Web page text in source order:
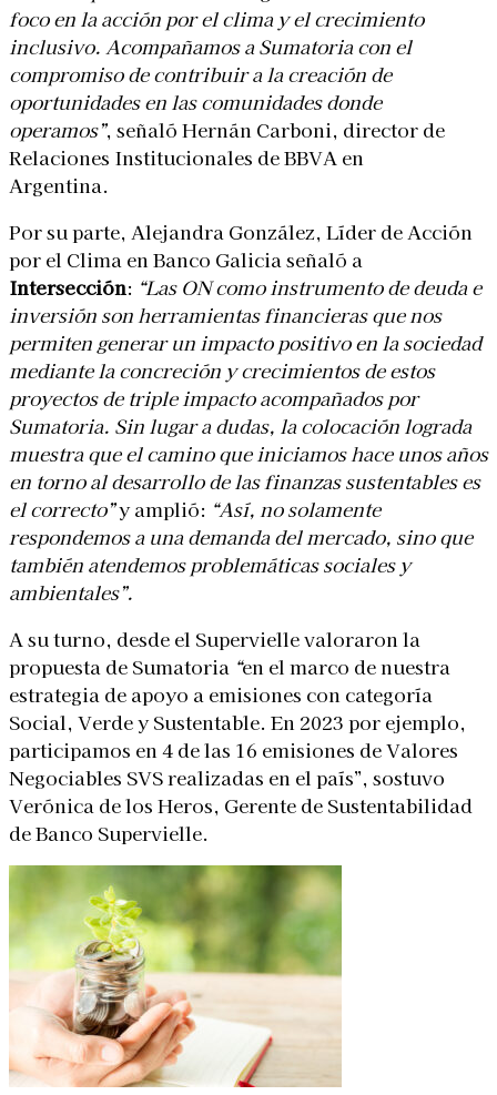
foco en la acción por el clima y el crecimiento
inclusivo. Acompañamos a Sumatoria con el
compromiso de contribuir a la creación de
oportunidades en las comunidades donde
operamos”, señaló Hernán Carboni, director de
Relaciones Institucionales de BBVA en
Argentina.
Por su parte, Alejandra González, Líder de Acción
por el Clima en Banco Galicia señaló a
Intersección: “Las ON como instrumento de deuda e
inversión son herramientas financieras que nos
permiten generar un impacto positivo en la sociedad
mediante la concreción y crecimientos de estos
proyectos de triple impacto acompañados por
Sumatoria. Sin lugar a dudas, la colocación lograda
muestra que el camino que iniciamos hace unos años
en torno al desarrollo de las finanzas sustentables es
el correcto”y amplió: “Así, no solamente
respondemos a una demanda del mercado, sino que
también atendemos problemáticas sociales y
ambientales”.
A su turno, desde el Supervielle valoraron la
propuesta de Sumatoria “en el marco de nuestra
estrategia de apoyo a emisiones con categoría
Social, Verde y Sustentable. En 2023 por ejemplo,
participamos en 4 de las 16 emisiones de Valores
Negociables SVS realizadas en el país”, sostuvo
Verónica de los Heros, Gerente de Sustentabilidad
de Banco Supervielle.